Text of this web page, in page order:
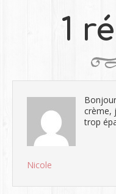
1
Nicole
crème,
trop